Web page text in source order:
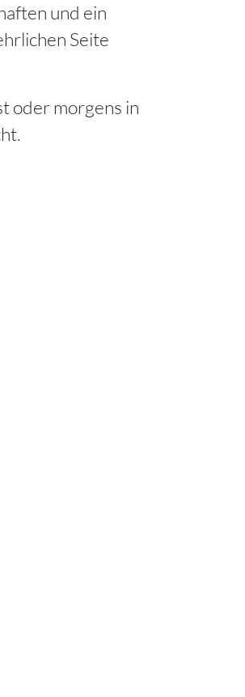
und ein
Seite
oder morgens in